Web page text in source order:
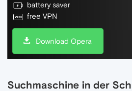
battery saver
free VPN
Download Opera
Suchmaschine in der